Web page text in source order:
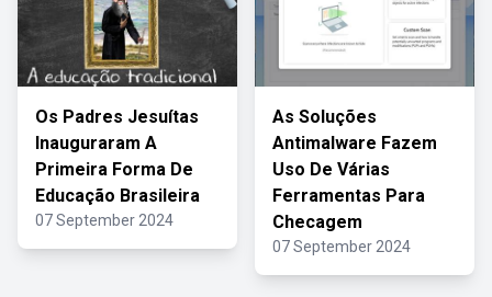
Os Padres Jesuítas
Inauguraram A
Primeira Forma De
Educação Brasileira
07 September 2024
As Soluções
Antimalware Fazem
Uso De Várias
Ferramentas Para
Checagem
07 September 2024